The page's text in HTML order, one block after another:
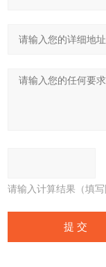
请输入计算结果（填